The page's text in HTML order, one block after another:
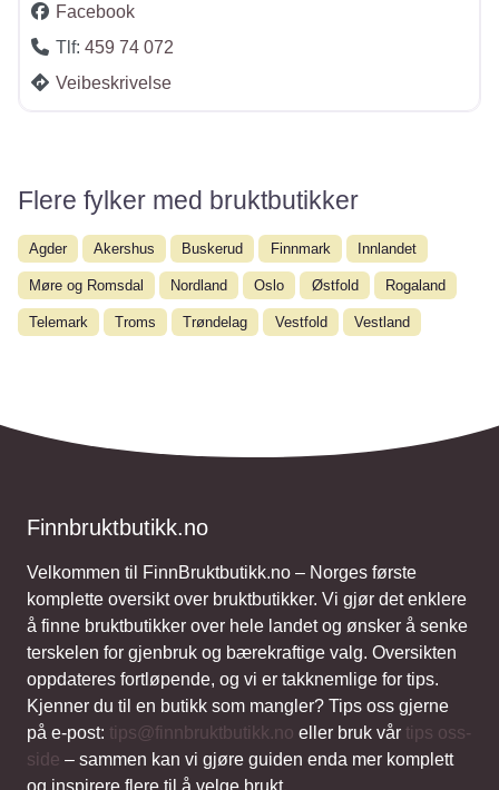
Facebook
Tlf: 459 74 072
Veibeskrivelse
Flere fylker med bruktbutikker
Agder Akershus Buskerud Finnmark Innlandet
Møre og Romsdal Nordland Oslo Østfold Rogaland
Telemark Troms Trøndelag Vestfold Vestland
Finnbruktbutikk.no
Velkommen til FinnBruktbutikk.no – Norges første
komplette oversikt over bruktbutikker. Vi gjør det enklere
å finne bruktbutikker over hele landet og ønsker å senke
terskelen for gjenbruk og bærekraftige valg. Oversikten
oppdateres fortløpende, og vi er takknemlige for tips.
Kjenner du til en butikk som mangler? Tips oss gjerne
på e-post: tips@finnbruktbutikk.no eller bruk vår tips oss-
side – sammen kan vi gjøre guiden enda mer komplett
og inspirere flere til å velge brukt.